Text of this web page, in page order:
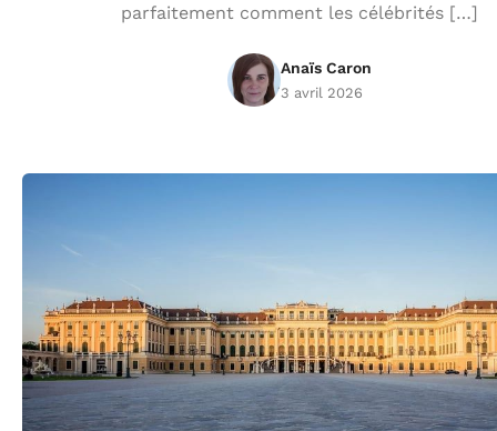
parfaitement comment les célébrités […]
Anaïs Caron
3 avril 2026